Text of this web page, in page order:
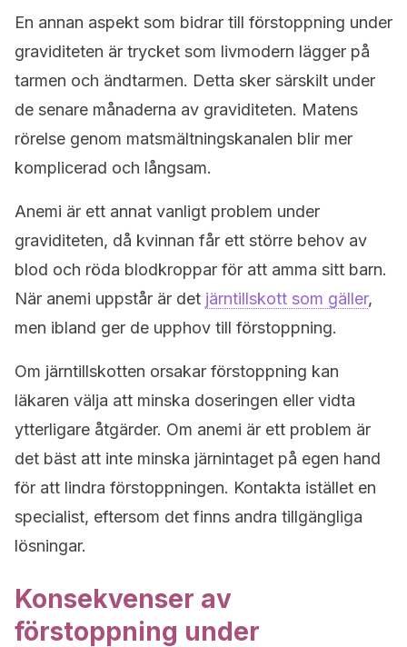
En annan aspekt som bidrar till förstoppning under
graviditeten är trycket som livmodern lägger på
tarmen och ändtarmen. Detta sker särskilt under
de senare månaderna av graviditeten. Matens
rörelse genom matsmältningskanalen blir mer
komplicerad och långsam.
Anemi är ett annat vanligt problem under
graviditeten, då kvinnan får ett större behov av
blod och röda blodkroppar för att amma sitt barn.
När anemi uppstår är det järntillskott som gäller,
men ibland ger de upphov till förstoppning.
Om järntillskotten orsakar förstoppning kan
läkaren välja att minska doseringen eller vidta
ytterligare åtgärder. Om anemi är ett problem är
det bäst att inte minska järnintaget på egen hand
för att lindra förstoppningen. Kontakta istället en
specialist, eftersom det finns andra tillgängliga
lösningar.
Konsekvenser av
förstoppning under